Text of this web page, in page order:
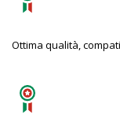
Ottima qualità,